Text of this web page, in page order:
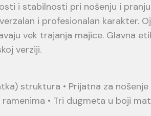
i stabilnosti pri nošenju i
i profesionalan karakter.
vek trajanja majice. Glavna
verziji.
struktura • Prijatna za nošenje
• Tri dugmeta u boji